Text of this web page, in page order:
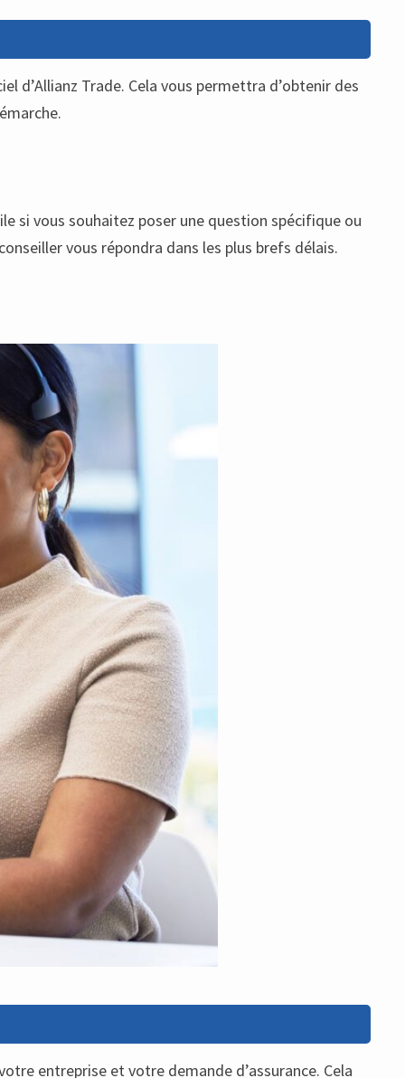
d’Allianz Trade. Cela vous permettra d’obtenir des
si vous souhaitez poser une question spécifique ou
vous répondra dans les plus brefs délais.
entreprise et votre demande d’assurance. Cela